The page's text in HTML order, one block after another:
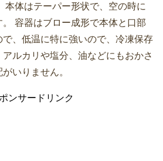
本体はテーパー形状で、空の時に
容器はブロー成形で本体と口部
、低温に特に強いので、冷凍保存
ルカリや塩分、油などにもおかさ
いりません。
ンサードリンク